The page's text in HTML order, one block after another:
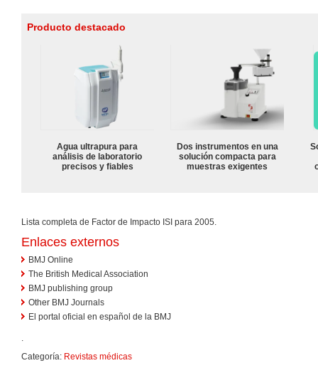
Producto destacado
Agua ultrapura para
análisis de laboratorio
precisos y fiables
Dos instrumentos en una
solución compacta para
muestras exigentes
Lista completa de Factor de Impacto ISI para 2005.
Enlaces externos
BMJ Online
The British Medical Association
BMJ publishing group
Other BMJ Journals
El portal oficial en español de la BMJ
.
Categoría: Revistas médicas